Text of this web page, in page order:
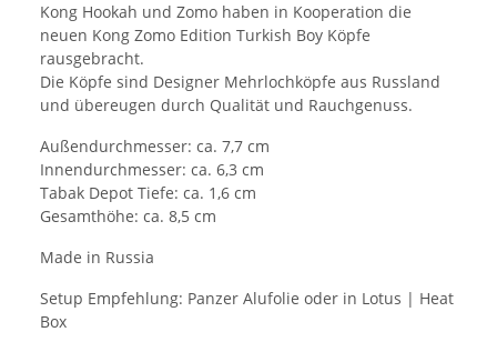
Kong Hookah und Zomo haben in Kooperation die
neuen Kong Zomo Edition Turkish Boy Köpfe
rausgebracht.
Die Köpfe sind Designer Mehrlochköpfe aus Russland
und übereugen durch Qualität und Rauchgenuss.
Außendurchmesser: ca. 7,7 cm
Innendurchmesser: ca. 6,3 cm
Tabak Depot Tiefe: ca. 1,6 cm
Gesamthöhe: ca. 8,5 cm
Made in Russia
Setup Empfehlung: Panzer Alufolie oder in Lotus | Heat
Box